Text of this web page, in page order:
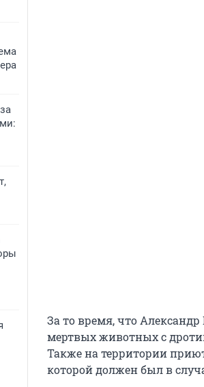
За то время, что
мертвых животных с
Также на территории
которой должен был в